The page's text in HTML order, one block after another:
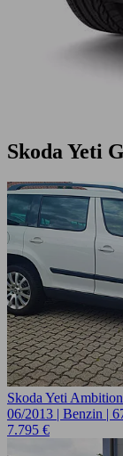
Skoda Yeti
Skoda Yeti
06/2013 | Benzin |
7.795 €